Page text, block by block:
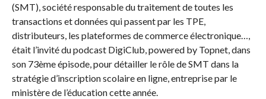
(SMT), société responsable du traitement de toutes les
transactions et données qui passent par les TPE,
distributeurs, les plateformes de commerce électronique…,
était l’invité du podcast DigiClub, powered by Topnet, dans
son 73ème épisode, pour détailler le rôle de SMT dans la
stratégie d’inscription scolaire en ligne, entreprise par le
ministère de l’éducation cette année.